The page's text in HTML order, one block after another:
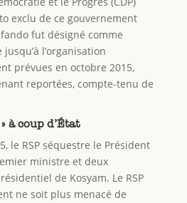
exclu de ce gouvernement
fut désigné comme
l’organisation
prévues en octobre 2015,
reportées, compte-tenu de
à coup d’État
le RSP séquestre le Président
ministre et deux
de Kosyam. Le RSP
ne soit plus menacé de